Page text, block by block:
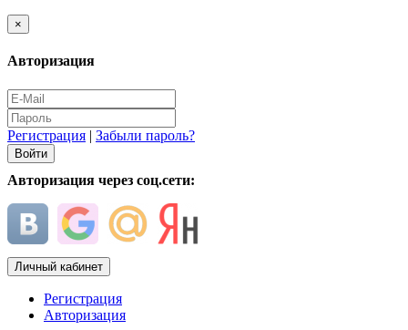
×
Авторизация
Регистрация | Забыли пароль?
Авторизация через соц.сети:
Личный кабинет
Регистрация
Авторизация